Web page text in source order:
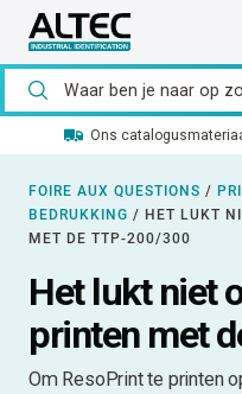
Ons
FOIRE AUX QUESTIONS /
BEDRUKKING / HET LUKT
MET DE TTP-200/300
Het lukt niet
printen met
Om ResoPrint te printen